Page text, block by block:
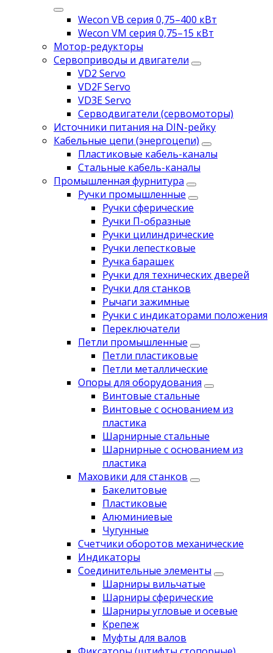
Wecon VB серия 0,75–400 кВт
Wecon VM серия 0,75–15 кВт
Мотор-редукторы
Сервоприводы и двигатели
VD2 Servo
VD2F Servo
VD3E Servo
Серводвигатели (сервомоторы)
Источники питания на DIN-рейку
Кабельные цепи (энергоцепи)
Пластиковые кабель-каналы
Стальные кабель-каналы
Промышленная фурнитура
Ручки промышленные
Ручки сферические
Ручки П-образные
Ручки цилиндрические
Ручки лепестковые
Ручка барашек
Ручки для технических дверей
Ручки для станков
Рычаги зажимные
Ручки с индикаторами положения
Переключатели
Петли промышленные
Петли пластиковые
Петли металлические
Опоры для оборудования
Винтовые стальные
Винтовые с основанием из
пластика
Шарнирные стальные
Шарнирные с основанием из
пластика
Маховики для станков
Бакелитовые
Пластиковые
Алюминиевые
Чугунные
Счетчики оборотов механические
Индикаторы
Соединительные элементы
Шарниры вильчатые
Шарниры сферические
Шарниры угловые и осевые
Крепеж
Муфты для валов